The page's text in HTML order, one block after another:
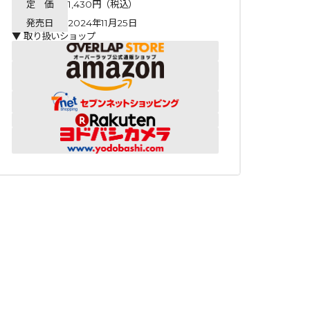
定 価
1,430円（税込）
発売日
2024年11月25日
▼ 取り扱いショップ